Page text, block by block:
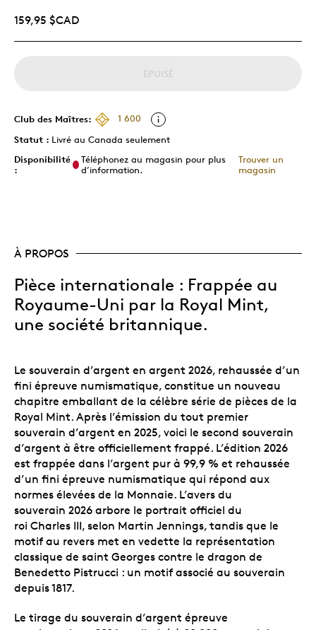
159,95 $CAD
ÉPUISÉ
Club des Maîtres:
1 600
Statut : Livré au Canada seulement
Disponibilité
:
Téléphonez au magasin pour plus
d’information.
Trouver un
magasin
À PROPOS
Pièce internationale : Frappée au
Royaume-Uni par la Royal Mint,
une société britannique.
Le souverain d’argent en argent 2026, rehaussée d’un
fini épreuve numismatique, constitue un nouveau
chapitre emballant de la célèbre série de pièces de la
Royal Mint. Après l’émission du tout premier
souverain d’argent en 2025, voici le second souverain
d’argent à être officiellement frappé. L’édition 2026
est frappée dans l’argent pur à 99,9 % et rehaussée
d’un fini épreuve numismatique qui répond aux
normes élevées de la Monnaie. L’avers du
souverain 2026 arbore le portrait officiel du
roi Charles III, selon Martin Jennings, tandis que le
motif au revers met en vedette la représentation
classique de saint Georges contre le dragon de
Benedetto Pistrucci : un motif associé au souverain
depuis 1817.
Le tirage du souverain d’argent épreuve